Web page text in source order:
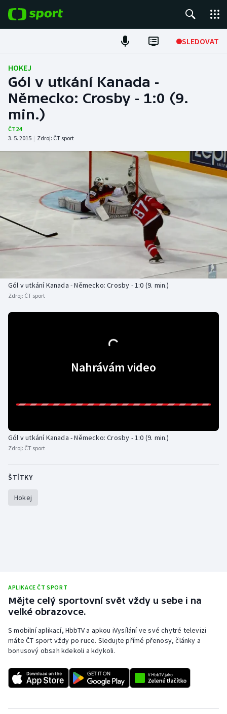
SLEDOVAT
Fotbal
Hokej
Tenis
Atletika
DALŠÍ SPORTY
Americký fotbal
Baseball a softbal
Biatlon
Florbal
Futsal
Golf
Gymnastika
Házená
Lezení
Lyže a snowboard
Moderní pětiboj
Motorsport
NEPŘEHLÉDNĚTE
Soutěže
Aplikace ČT sport
HOKEJ
Gól v utkání Kanada -
Německo: Crosby - 1:0 (9.
min.)
ČT24
3. 5. 2015 | Zdroj: ČT sport
Gól v utkání Kanada - Německo: Crosby - 1:0 (9. min.)
Zdroj: ČT sport
Nahrávám video
Gól v utkání Kanada - Německo: Crosby - 1:0 (9. min.)
Zdroj: ČT sport
ŠTÍTKY
Hokej
APLIKACE ČT SPORT
Mějte celý sportovní svět vždy u sebe i na
velké obrazovce.
S mobilní aplikací, HbbTV a apkou iVysílání ve své chytré televizi
máte ČT sport vždy po ruce. Sledujte přímé přenosy, články a
bonusový obsah kdekoli a kdykoli.